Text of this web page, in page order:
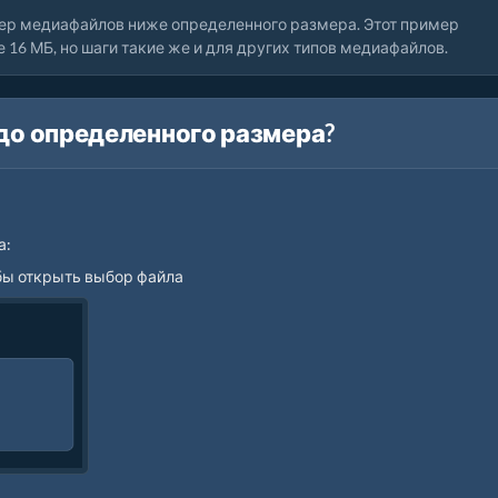
медиафайлов ниже определенного размера. Этот пример
МБ, но шаги такие же и для других типов медиафайлов.
определенного размера?
открыть выбор файла